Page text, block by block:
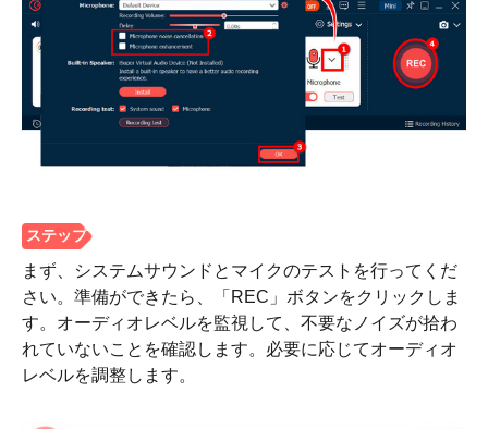
ステップ
まず、システムサウンドとマイクのテストを行ってくだ
さい。準備ができたら、「REC」ボタンをクリックしま
す。オーディオレベルを監視して、不要なノイズが拾わ
れていないことを確認します。必要に応じてオーディオ
レベルを調整します。